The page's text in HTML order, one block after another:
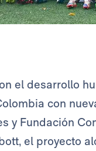
el desarrollo
con
y Fundación
el proyecto